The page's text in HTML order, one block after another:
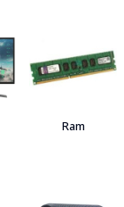
Ram